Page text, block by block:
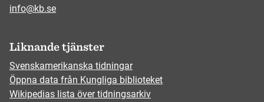
info@kb.se
Liknande tjänster
Svenskamerikanska tidningar
Öppna data från Kungliga biblioteket
Wikipedias lista över tidningsarkiv